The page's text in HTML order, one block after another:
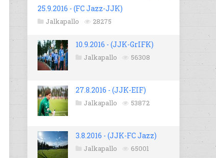
25.9.2016 - (FC Jazz-JJK)
Jalkapallo 28275
10.9.2016 - (JJK-GrIFK)
Jalkapallo 56308
27.8.2016 - (JJK-EIF)
Jalkapallo 53872
3.8.2016 - (JJK-FC Jazz)
Jalkapallo 65001